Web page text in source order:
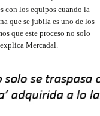
con los equipos cuando la
que se jubila es uno de los
que este proceso no solo
Mercadal.